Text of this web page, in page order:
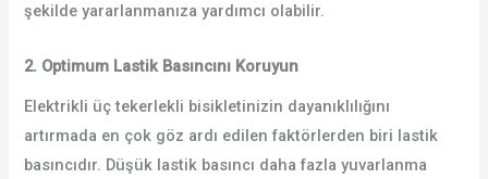
şekilde yararlanmanıza yardımcı olabilir.
2. Optimum Lastik Basıncını Koruyun
Elektrikli üç tekerlekli bisikletinizin dayanıklılığını
artırmada en çok göz ardı edilen faktörlerden biri lastik
basıncıdır. Düşük lastik basıncı daha fazla yuvarlanma